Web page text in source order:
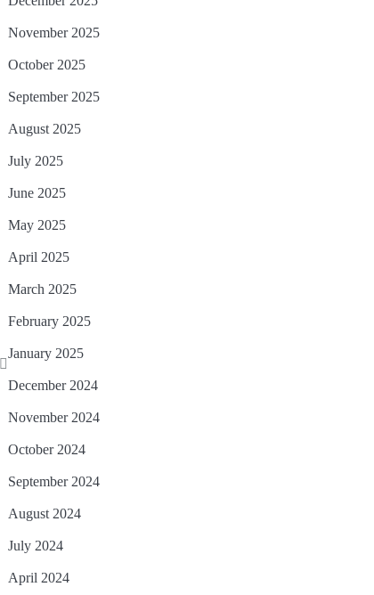
November 2025
October 2025
September 2025
August 2025
July 2025
June 2025
May 2025
April 2025
March 2025
February 2025
January 2025
December 2024
November 2024
October 2024
September 2024
August 2024
July 2024
April 2024